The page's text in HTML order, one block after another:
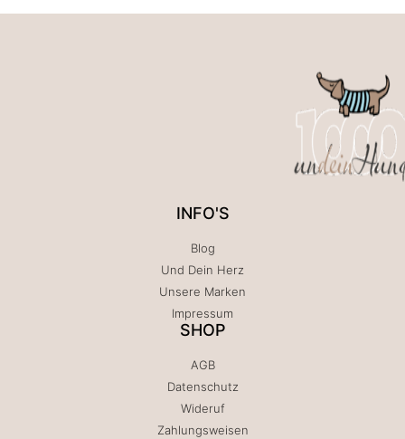
INFO'S
Blog
Und Dein Herz
Unsere Marken
Impressum
SHOP
AGB
Datenschutz
Wideruf
Zahlungsweisen